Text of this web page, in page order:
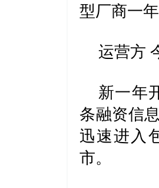
型厂商一
运营方
新一年
条融资信
迅速进入
市。